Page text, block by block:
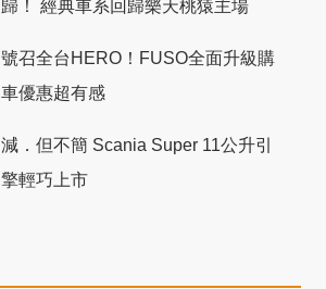
歸！ 經典車系回歸樂天桃猿主場
號召全台HERO！FUSO全面升級購
車優惠超有感
減．但不簡 Scania Super 11公升引
擎輕巧上市